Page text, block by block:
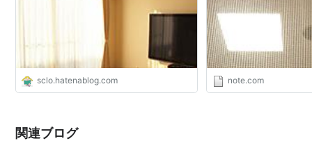
sclo.hatenablog.com note.com
関連ブログ